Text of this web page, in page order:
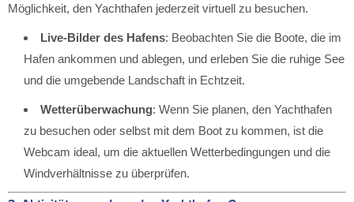
Möglichkeit, den Yachthafen jederzeit virtuell zu besuchen.
Live-Bilder des Hafens: Beobachten Sie die Boote, die im
Hafen ankommen und ablegen, und erleben Sie die ruhige See
und die umgebende Landschaft in Echtzeit.
Wetterüberwachung: Wenn Sie planen, den Yachthafen
zu besuchen oder selbst mit dem Boot zu kommen, ist die
Webcam ideal, um die aktuellen Wetterbedingungen und die
Windverhältnisse zu überprüfen.